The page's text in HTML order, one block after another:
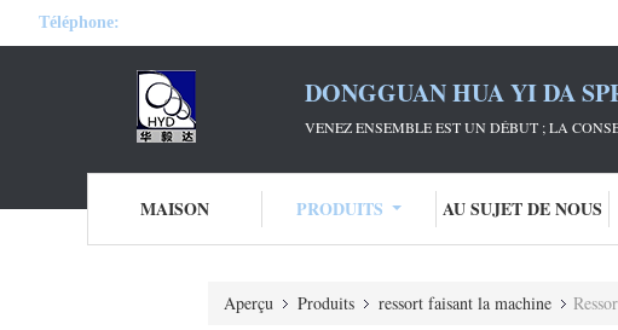
Téléphone:
DONGGUAN HUA YI DA
VENEZ ENSEMBLE EST UN DÉBUT ; LA
MAISON PRODUITS AU SUJET DE NOUS
Aperçu Produits ressort faisant la machine